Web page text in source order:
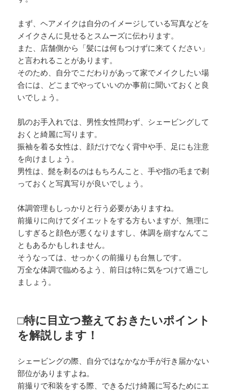
まず、ヘアメイクは自分のイメージしている写真などを
メイクさんに見せるとスムーズに伝わります。
また、店舗側から「髪には何もつけずに来てください」
と言われることがあります。
そのため、自分でこだわりがあって家でメイクしたい場
合には、どこまでやっていいのか事前に聞いておくと良
いでしょう。
肌のお手入れでは、男性女性問わず、シェービングして
おくと綺麗に写ります。
振袖を着る女性は、顔だけでなく背中や手、足にも注意
を向けましょう。
男性は、髭を剃るのはもちろんこと、手や指の毛まで剃
っておくと写真写りが良いでしょう。
体調管理もしっかりと行う必要がありますね。
前撮りに向けてダイエットをする方もいますが、無理に
しすぎると顔色が悪くなりますし、体調を崩すなんてこ
ともあるかもしれません。
そうなっては、せっかくの前撮りも台無しです。
万全な体調で臨めるよう、前日は特に気をつけて過ごし
ましょう。
□特に目立つ整えておきたいポイント
を解説します！
シェービングの際、自分ではなかなか手が行き届かない
部位がありますよね。
前撮りで和装をする際、できるだけ綺麗に写るためにエ